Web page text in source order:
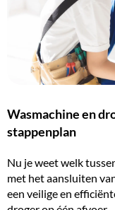
Wasmachine en
stappenplan
Nu je weet welk
met hetaansluiten
een veilige en